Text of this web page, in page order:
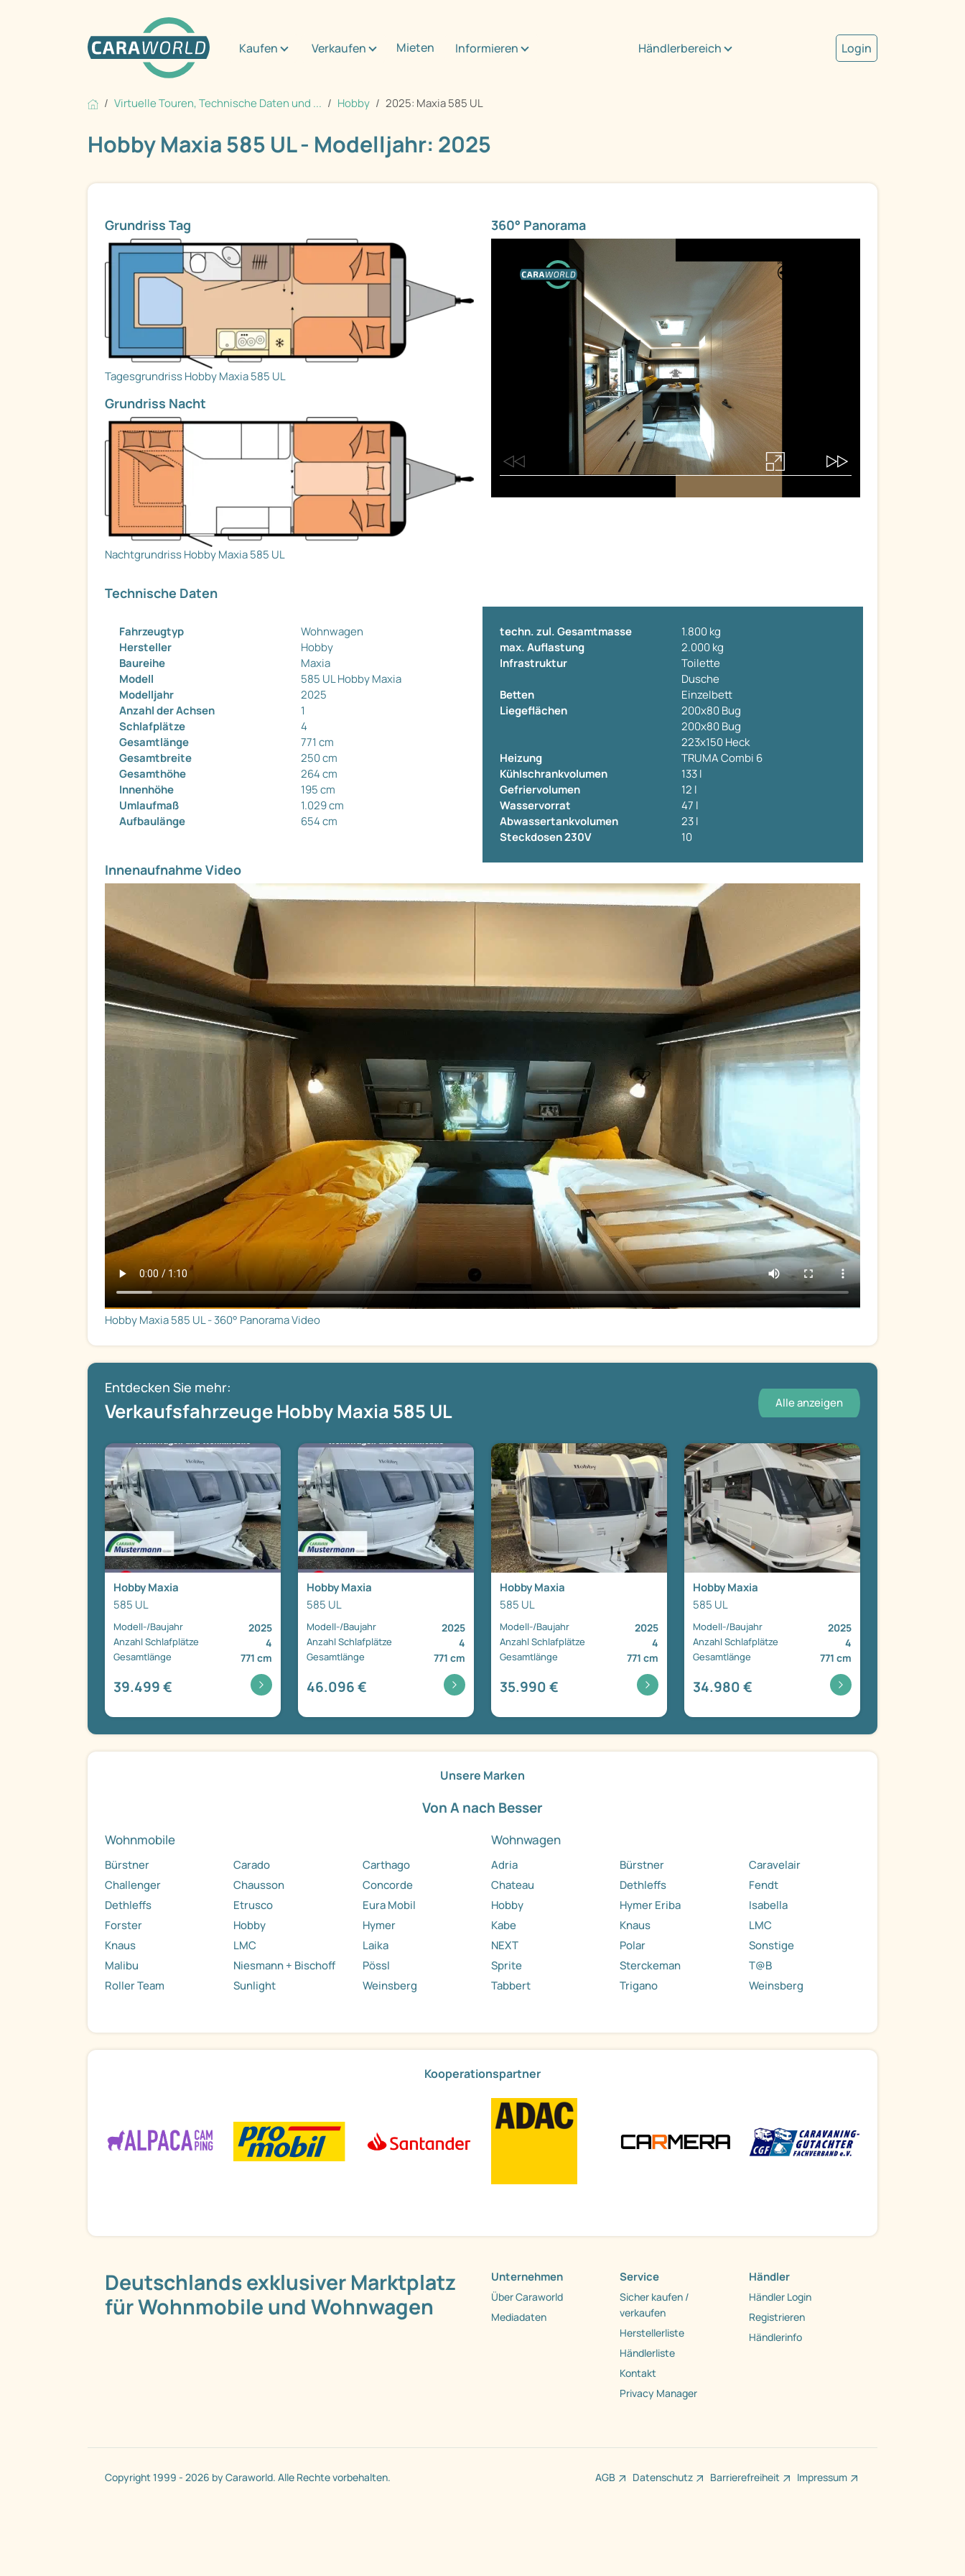
Kaufen Verkaufen Mieten Informieren Händlerbereich Login
Virtuelle Touren, Technische Daten und ... Hobby 2025: Maxia 585 UL
Hobby Maxia 585 UL - Modelljahr: 2025
Grundriss Tag
Tagesgrundriss Hobby Maxia 585 UL
Grundriss Nacht
Nachtgrundriss Hobby Maxia 585 UL
360° Panorama
Technische Daten
Fahrzeugtyp
Wohnwagen
Hersteller
Hobby
Baureihe
Maxia
Modell
585 UL Hobby Maxia
Modelljahr
2025
Anzahl der Achsen
1
Schlafplätze
4
Gesamtlänge
771 cm
Gesamtbreite
250 cm
Gesamthöhe
264 cm
Innenhöhe
195 cm
Umlaufmaß
1.029 cm
Aufbaulänge
654 cm
techn. zul. Gesamtmasse
1.800 kg
max. Auflastung
2.000 kg
Infrastruktur
Toilette
Dusche
Betten
Einzelbett
Liegeflächen
200x80 Bug
200x80 Bug
223x150 Heck
Heizung
TRUMA Combi 6
Kühlschrankvolumen
133 l
Gefriervolumen
12 l
Wasservorrat
47 l
Abwassertankvolumen
23 l
Steckdosen 230V
10
Innenaufnahme Video
Hobby Maxia 585 UL - 360° Panorama Video
Entdecken Sie mehr:
Verkaufsfahrzeuge Hobby Maxia 585 UL Alle anzeigen
Hobby Maxia
585 UL
Modell-/Baujahr 2025
Anzahl Schlafplätze 4
Gesamtlänge 771 cm
39.499 €
Hobby Maxia
585 UL
Modell-/Baujahr 2025
Anzahl Schlafplätze 4
Gesamtlänge 771 cm
46.096 €
Hobby Maxia
585 UL
Modell-/Baujahr 2025
Anzahl Schlafplätze 4
Gesamtlänge 771 cm
35.990 €
Hobby Maxia
585 UL
Modell-/Baujahr 2025
Anzahl Schlafplätze 4
Gesamtlänge 771 cm
34.980 €
Unsere Marken
Von A nach Besser
Wohnmobile
Bürstner Carado
Carthago
Challenger
Chausson
Concorde
Dethleffs
Etrusco
Eura Mobil
Forster
Hobby
Hymer
Knaus
LMC
Laika
Malibu
Niesmann + Bischoff
Pössl
Roller Team
Sunlight Weinsberg
Wohnwagen
Adria Bürstner
Caravelair
Chateau
Dethleffs
Fendt
Hobby
Hymer Eriba
Isabella
Kabe
Knaus
LMC
NEXT
Polar
Sonstige
Sprite
Sterckeman
T@B
Tabbert
Trigano Weinsberg
Kooperationspartner
Deutschlands exklusiver Marktplatz
für Wohnmobile und Wohnwagen
Unternehmen
Über Caraworld
Mediadaten
Service
Sicher kaufen /
verkaufen
Herstellerliste
Händlerliste
Kontakt
Privacy Manager
Händler
Händler Login
Registrieren
Händlerinfo
Copyright 1999 - 2026 by Caraworld. Alle Rechte vorbehalten. AGB Datenschutz Barrierefreiheit Impressum